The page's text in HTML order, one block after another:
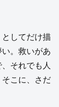
してだけ描
。救いがあ
それでも人
こに、さだ